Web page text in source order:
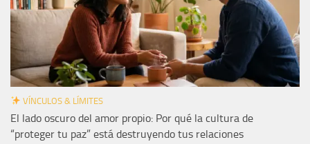
VÍNCULOS & LÍMITES
El lado oscuro del amor propio: Por qué la cultura de
“proteger tu paz” está destruyendo tus relaciones